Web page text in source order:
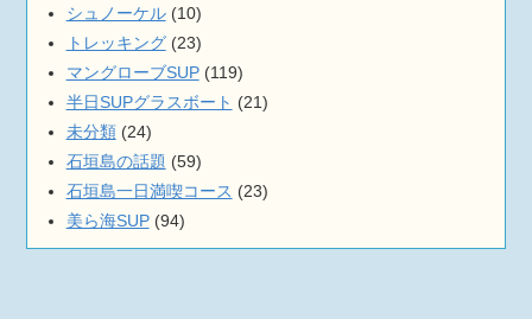
シュノーケル(10)
トレッキング(23)
マングローブSUP(119)
半日SUPグラスボート (21)
未分類(24)
石垣島の話題 (59)
石垣島一日満喫コース (23)
美ら海SUP(94)